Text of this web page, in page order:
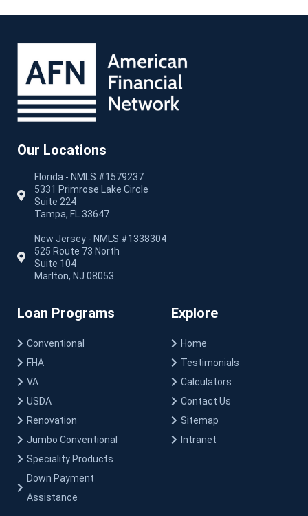
Our Locations
Florida - NMLS #1579237
5331 Primrose Lake Circle
Suite 224
Tampa, FL 33647
New Jersey - NMLS #1338304
525 Route 73 North
Suite 104
Marlton, NJ 08053
Loan Programs
Conventional
FHA
VA
USDA
Renovation
Jumbo Conventional
Speciality Products
Down Payment
Assistance
Explore
Home
Testimonials
Calculators
Contact Us
Sitemap
Intranet